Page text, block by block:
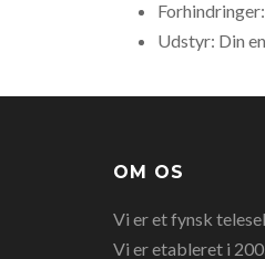
Udstyr: Din
OM OS
Vi er et fynsk
Vi er etableret i